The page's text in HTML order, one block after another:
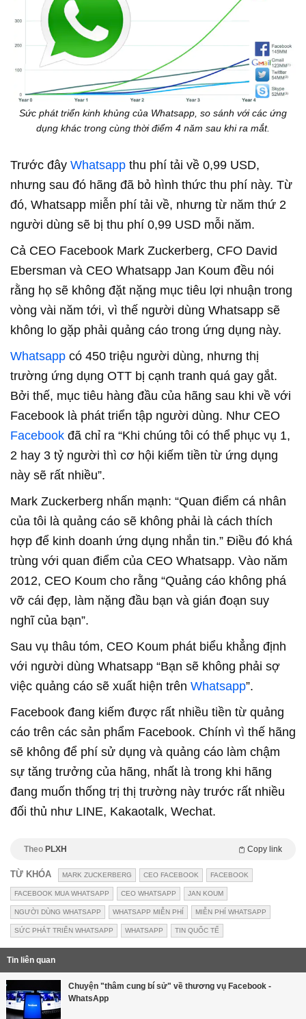
Sức phát triển kinh khủng của Whatsapp, so sánh với các ứng
dụng khác trong cùng thời điểm 4 năm sau khi ra mắt.
Trước đây Whatsapp thu phí tải về 0,99 USD,
nhưng sau đó hãng đã bỏ hình thức thu phí này. Từ
đó, Whatsapp miễn phí tải về, nhưng từ năm thứ 2
người dùng sẽ bị thu phí 0,99 USD mỗi năm.
Cả CEO Facebook Mark Zuckerberg, CFO David
Ebersman và CEO Whatsapp Jan Koum đều nói
rằng họ sẽ không đặt nặng mục tiêu lợi nhuận trong
vòng vài năm tới, vì thế người dùng Whatsapp sẽ
không lo gặp phải quảng cáo trong ứng dụng này.
Whatsapp có 450 triệu người dùng, nhưng thị
trường ứng dụng OTT bị cạnh tranh quá gay gắt.
Bởi thế, mục tiêu hàng đầu của hãng sau khi về với
Facebook là phát triển tập người dùng. Như CEO
Facebook đã chỉ ra “Khi chúng tôi có thể phục vụ 1,
2 hay 3 tỷ người thì cơ hội kiếm tiền từ ứng dụng
này sẽ rất nhiều”.
Mark Zuckerberg nhấn mạnh: “Quan điểm cá nhân
của tôi là quảng cáo sẽ không phải là cách thích
hợp để kinh doanh ứng dụng nhắn tin.” Điều đó khá
trùng với quan điểm của CEO Whatsapp. Vào năm
2012, CEO Koum cho rằng “Quảng cáo không phá
vỡ cái đẹp, làm nặng đầu bạn và gián đoạn suy
nghĩ của bạn”.
Sau vụ thâu tóm, CEO Koum phát biểu khẳng định
với người dùng Whatsapp “Bạn sẽ không phải sợ
việc quảng cáo sẽ xuất hiện trên Whatsapp”.
Facebook đang kiếm được rất nhiều tiền từ quảng
cáo trên các sản phẩm Facebook. Chính vì thế hãng
sẽ không để phí sử dụng và quảng cáo làm chậm
sự tăng trưởng của hãng, nhất là trong khi hãng
đang muốn thống trị thị trường này trước rất nhiều
đối thủ như LINE, Kakaotalk, Wechat.
Theo PLXH Copy link
TỪ KHÓA MARK ZUCKERBERG CEO FACEBOOK FACEBOOK
FACEBOOK MUA WHATSAPP CEO WHATSAPP JAN KOUM
NGƯỜI DÙNG WHATSAPP WHATSAPP MIỄN PHÍ MIỄN PHÍ WHATSAPP
SỨC PHÁT TRIỂN WHATSAPP WHATSAPP TIN QUỐC TẾ
Tin liên quan
Chuyện "thâm cung bí sử" về thương vụ Facebook -
WhatsApp